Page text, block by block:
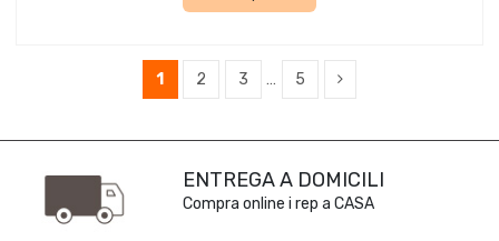
1 2 3 … 5
ENTREGA A DOMICILI
Compra online i rep a CASA